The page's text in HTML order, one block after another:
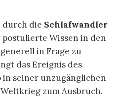
beschreitet.
.
Böhme auf die
de Goyas